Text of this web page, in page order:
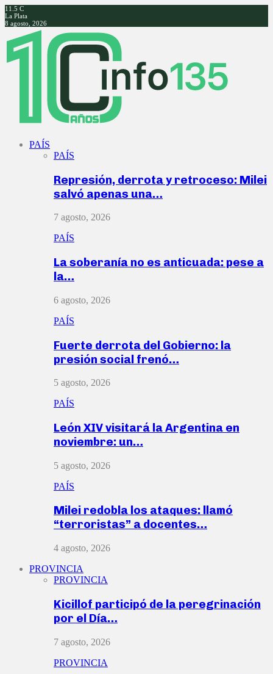
11.5 C
La Plata
8 agosto, 2026
Facebook
Twitter
Instagram
Youtube
PAÍS
PAÍS
Represión, derrota y retroceso: Milei
salvó apenas una…
7 agosto, 2026
PAÍS
La soberanía no es anticuada: pese a
la…
6 agosto, 2026
PAÍS
Fuerte derrota del Gobierno: la
presión social frenó…
5 agosto, 2026
PAÍS
León XIV visitará la Argentina en
noviembre: un…
5 agosto, 2026
PAÍS
Milei redobla los ataques: llamó
“terroristas” a docentes…
4 agosto, 2026
PROVINCIA
PROVINCIA
Kicillof participó de la peregrinación
por el Día…
7 agosto, 2026
PROVINCIA